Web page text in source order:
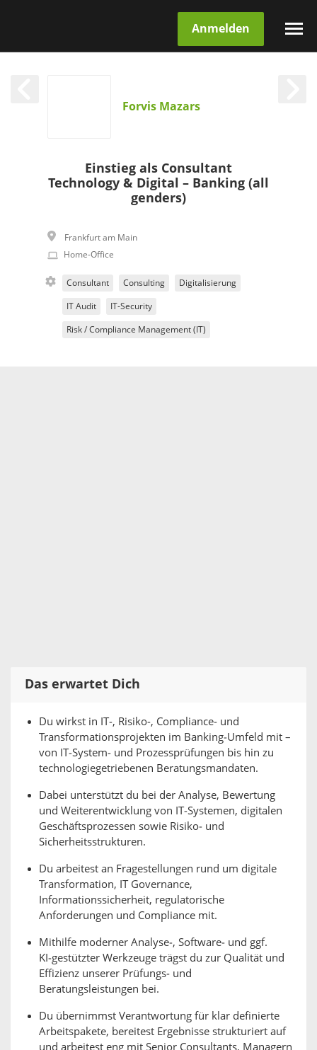
Anmelden
Forvis Mazars
Einstieg als Consultant
Technology & Digital – Banking (all
genders)
Frankfurt am Main
Home-Office
Consultant Consulting Digitalisierung
IT Audit IT-Security
Risk / Compliance Management (IT)
Das erwartet Dich
Du wirkst in IT‑, Risiko‑, Compliance‑ und
Transformationsprojekten im Banking‑Umfeld mit –
von IT‑System‑ und Prozessprüfungen bis hin zu
technologiegetriebenen Beratungsmandaten.
Dabei unterstützt du bei der Analyse, Bewertung
und Weiterentwicklung von IT‑Systemen, digitalen
Geschäftsprozessen sowie Risiko‑ und
Sicherheitsstrukturen.
Du arbeitest an Fragestellungen rund um digitale
Transformation, IT Governance,
Informationssicherheit, regulatorische
Anforderungen und Compliance mit.
Mithilfe moderner Analyse‑, Software‑ und ggf.
KI‑gestützter Werkzeuge trägst du zur Qualität und
Effizienz unserer Prüfungs‑ und
Beratungsleistungen bei.
Du übernimmst Verantwortung für klar definierte
Arbeitspakete, bereitest Ergebnisse strukturiert auf
und arbeitest eng mit Senior Consultants, Managern